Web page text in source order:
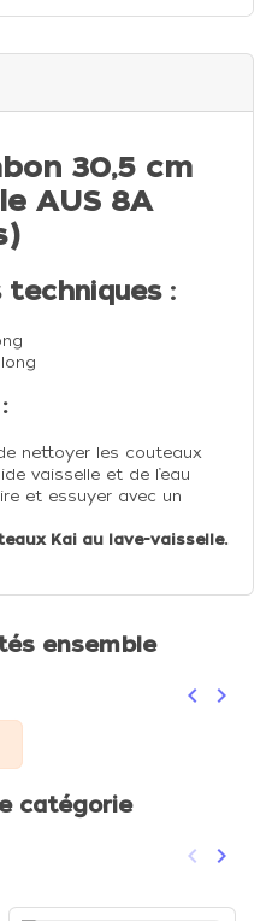
30,5 cm
AUS 8A
techniques :
nettoyer les couteaux
vaisselle et de l’eau
et essuyer avec un
Kai au lave-vaisselle.
ensemble
Précédent
keyboard_arrow_left keyboard_arrow_right
catégorie
Précédent
keyboard_arrow_left keyboard_arrow_right